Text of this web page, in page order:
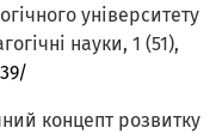
університету
науки, 1 (51),
концепт розвитку